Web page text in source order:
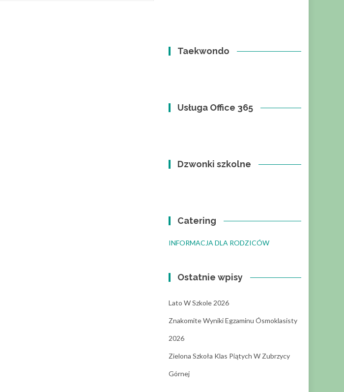
Taekwondo
Usługa Office 365
Dzwonki szkolne
Catering
INFORMACJA DLA RODZICÓW
Ostatnie wpisy
Lato W Szkole 2026
Znakomite Wyniki Egzaminu Ósmoklasisty
2026
Zielona Szkoła Klas Piątych W Zubrzycy
Górnej